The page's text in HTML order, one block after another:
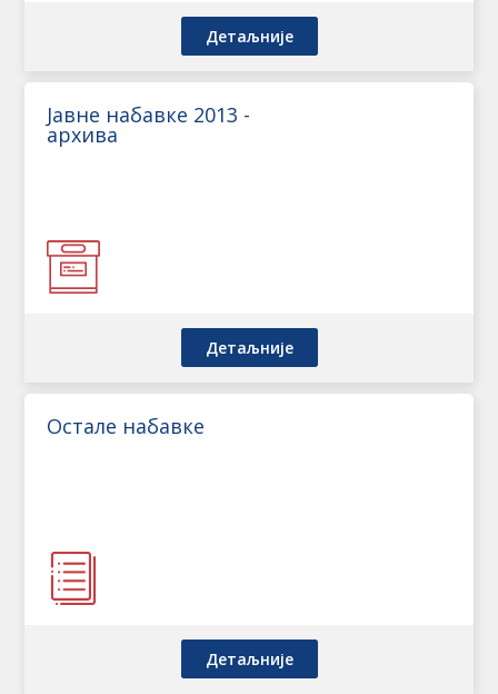
Детаљније
Јавне набавке 2013 -
архива
Детаљније
Остале набавке
Детаљније